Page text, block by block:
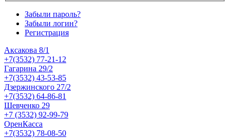
Забыли пароль?
Забыли логин?
Регистрация
Аксакова 8/1
+7(3532) 77-21-12
Гагарина 29/2
+7(3532) 43-53-85
Дзержинского 27/2
+7(3532) 64-86-81
Шевченко 29
+7 (3532) 92-99-79
ОренКасса
+7(3532) 78-08-50